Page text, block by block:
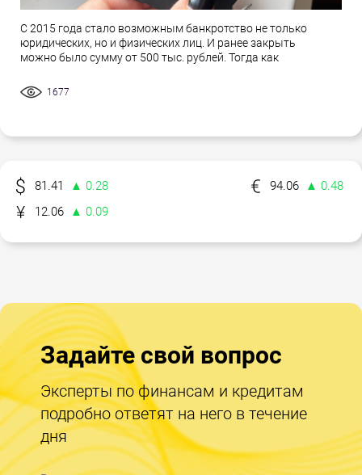
С 2015 года стало возможным банкротство не только
юридических, но и физических лиц. И ранее закрыть
можно было сумму от 500 тыс. рублей. Тогда как
1677
81.41 ▲ 0.28 94.06
▲ 0.48
12.06
▲ 0.09
Задайте свой вопрос
Эксперты по финансам и кредитам
подробно ответят на него в течение
дня